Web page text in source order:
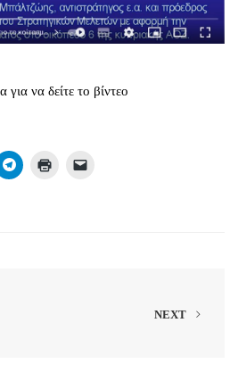
να δείτε το βίντεο
NEXT